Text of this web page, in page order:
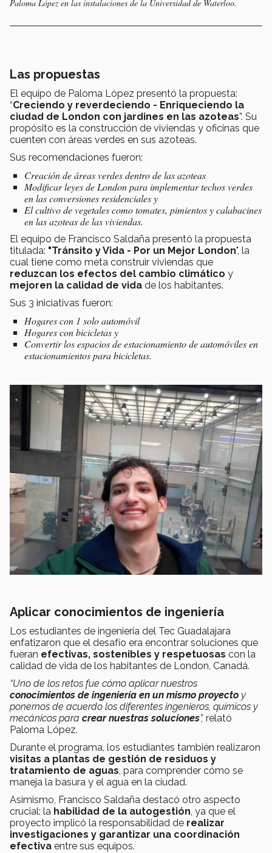
Paloma López en las instalaciones de la Universidad de Waterloo.
Las propuestas
El equipo de Paloma López presentó la propuesta:
“Creciendo y reverdeciendo - Enriqueciendo la
ciudad de London con jardines en las azoteas”. Su
propósito es la construcción de viviendas y oficinas que
cuenten con áreas verdes en sus azoteas.
Sus recomendaciones fueron:
Creación de áreas verdes dentro de las azoteas
Modificar leyes de London para implementar techos verdes
en las conversiones residenciales y
El cultivo de vegetales como tomates, pimientos y calabacines
en las azoteas de las viviendas.
El equipo de Francisco Saldaña presentó la propuesta
titulada: "Tránsito y Vida - Por un Mejor London", la
cual tiene como meta construir viviendas que
reduzcan los efectos del cambio climático y
mejoren la calidad de vida de los habitantes.
Sus 3 iniciativas fueron:
Hogares con 1 solo automóvil
Hogares con bicicletas y
Convertir los espacios de estacionamiento de automóviles en
estacionamientos para bicicletas.
Aplicar conocimientos de ingeniería
Los estudiantes de ingeniería del Tec Guadalajara
enfatizaron que el desafío era encontrar soluciones que
fueran efectivas, sostenibles y respetuosas con la
calidad de vida de los habitantes de London, Canadá.
“Uno de los retos fue cómo aplicar nuestros
conocimientos de ingeniería en un mismo proyecto y
ponernos de acuerdo los diferentes ingenieros, químicos y
mecánicos para crear nuestras soluciones”, relató
Paloma López.
Durante el programa, los estudiantes también realizaron
visitas a plantas de gestión de residuos y
tratamiento de aguas, para comprender cómo se
maneja la basura y el agua en la ciudad.
Asimismo, Francisco Saldaña destacó otro aspecto
crucial: la habilidad de la autogestión, ya que el
proyecto implicó la responsabilidad de realizar
investigaciones y garantizar una coordinación
efectiva entre sus equipos.